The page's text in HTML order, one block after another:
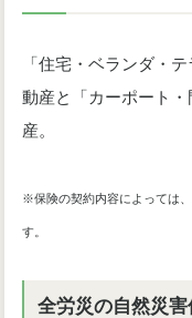
「住宅・ベランダ・
動産と「カーポート
産。
※保険の契約内容によっては
す。
全労災の自然災